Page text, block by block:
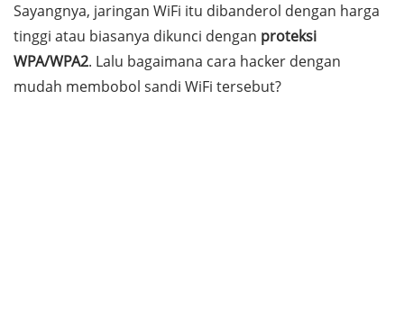
Sayangnya, jaringan WiFi itu dibanderol dengan harga
tinggi atau biasanya dikunci dengan proteksi
WPA/WPA2. Lalu bagaimana cara hacker dengan
mudah membobol sandi WiFi tersebut?